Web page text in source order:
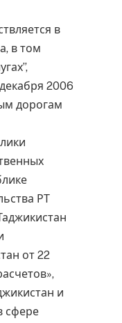
в
в том
2006
дорогам
РТ
от 22
и
сфере